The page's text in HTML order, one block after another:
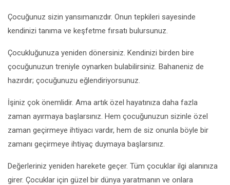
Çocuğunuz sizin yansımanızdır. Onun tepkileri sayesinde
kendinizi tanıma ve keşfetme fırsatı bulursunuz.
Çocukluğunuza yeniden dönersiniz. Kendinizi birden bire
çocuğunuzun treniyle oynarken bulabilirsiniz. Bahaneniz de
hazırdır; çocuğunuzu eğlendiriyorsunuz.
İşiniz çok önemlidir. Ama artık özel hayatınıza daha fazla
zaman ayırmaya başlarsınız. Hem çocuğunuzun sizinle özel
zaman geçirmeye ihtiyacı vardır, hem de siz onunla böyle bir
zamanı geçirmeye ihtiyaç duymaya başlarsınız.
Değerleriniz yeniden harekete geçer. Tüm çocuklar ilgi alanınıza
girer. Çocuklar için güzel bir dünya yaratmanın ve onlara